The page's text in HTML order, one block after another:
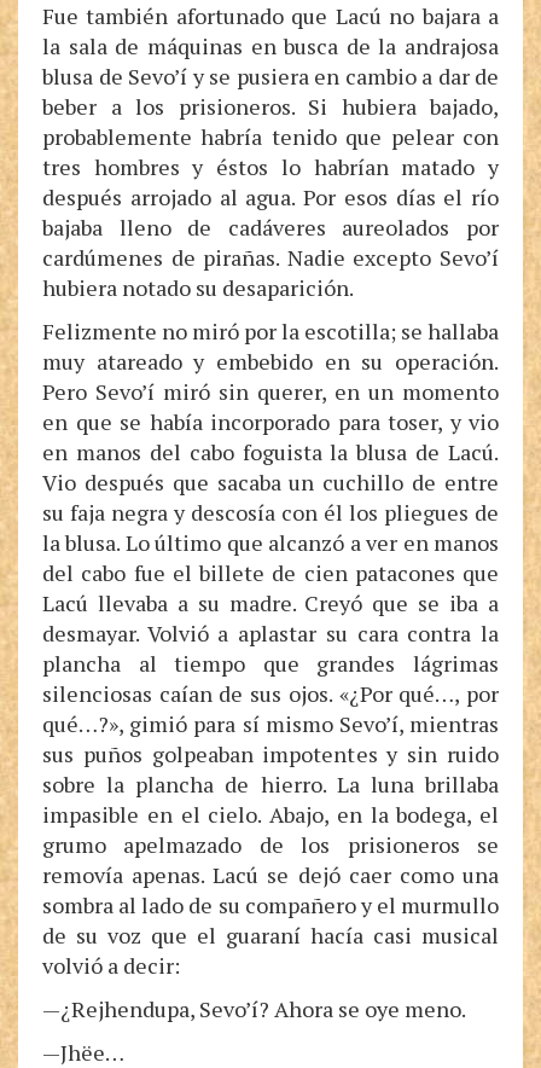
Fue también afortunado que Lacú no bajara a
la sala de máquinas en busca de la andrajosa
blusa de Sevo’í y se pusiera en cambio a dar de
beber a los prisioneros. Si hubiera bajado,
probablemente habría tenido que pelear con
tres hombres y éstos lo habrían matado y
después arrojado al agua. Por esos días el río
bajaba lleno de cadáveres aureolados por
cardúmenes de pirañas. Nadie excepto Sevo’í
hubiera notado su desaparición.
Felizmente no miró por la escotilla; se hallaba
muy atareado y embebido en su operación.
Pero Sevo’í miró sin querer, en un momento
en que se había incorporado para toser, y vio
en manos del cabo foguista la blusa de Lacú.
Vio después que sacaba un cuchillo de entre
su faja negra y descosía con él los pliegues de
la blusa. Lo último que alcanzó a ver en manos
del cabo fue el billete de cien patacones que
Lacú llevaba a su madre. Creyó que se iba a
desmayar. Volvió a aplastar su cara contra la
plancha al tiempo que grandes lágrimas
silenciosas caían de sus ojos. «¿Por qué…, por
qué…?», gimió para sí mismo Sevo’í, mientras
sus puños golpeaban impotentes y sin ruido
sobre la plancha de hierro. La luna brillaba
impasible en el cielo. Abajo, en la bodega, el
grumo apelmazado de los prisioneros se
removía apenas. Lacú se dejó caer como una
sombra al lado de su compañero y el murmullo
de su voz que el guaraní hacía casi musical
volvió a decir:
—¿Rejhendupa, Sevo’í? Ahora se oye meno.
—Jhëe…